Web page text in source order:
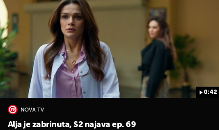
0:42
NOVA TV
Alja je zabrinuta, S2 najava ep. 69